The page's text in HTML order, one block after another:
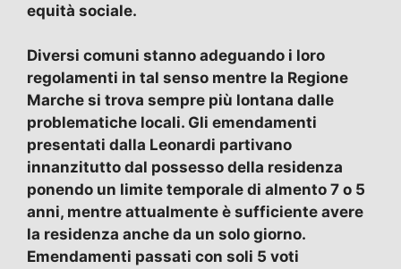
equità sociale.
Diversi comuni stanno adeguando i loro
regolamenti in tal senso mentre la Regione
Marche si trova sempre più lontana dalle
problematiche locali. Gli emendamenti
presentati dalla Leonardi partivano
innanzitutto dal possesso della residenza
ponendo un limite temporale di almento 7 o 5
anni, mentre attualmente è sufficiente avere
la residenza anche da un solo giorno.
Emendamenti passati con soli 5 voti